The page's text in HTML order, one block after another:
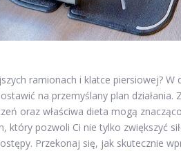
ramionach i klatce piersiowej?
na przemyślany plan
oraz właściwa dieta mogą
który pozwoli Ci nie tylko zwiększyć
Przekonaj się, jak skutecznie